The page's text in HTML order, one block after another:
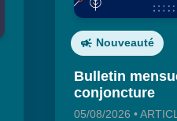
Nouveauté
Bulletin
conjoncture
05/08/2026 •